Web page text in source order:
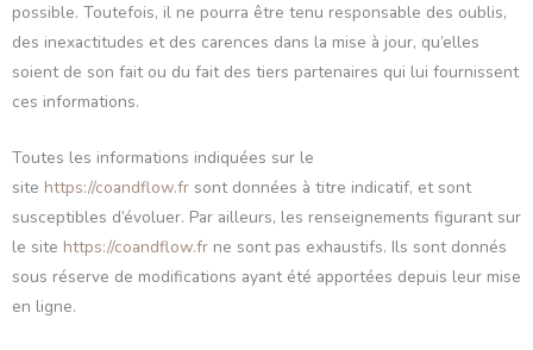
possible. Toutefois, il ne pourra être tenu responsable des oublis,
des inexactitudes et des carences dans la mise à jour, qu’elles
soient de son fait ou du fait des tiers partenaires qui lui fournissent
ces informations.
Toutes les informations indiquées sur le
site https://coandflow.fr sont données à titre indicatif, et sont
susceptibles d’évoluer. Par ailleurs, les renseignements figurant sur
le site https://coandflow.fr ne sont pas exhaustifs. Ils sont donnés
sous réserve de modifications ayant été apportées depuis leur mise
en ligne.